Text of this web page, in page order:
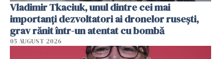
Vladimir Tkaciuk, unul dintre cei mai
importanți dezvoltatori ai dronelor rusești,
grav rănit într-un atentat cu bombă
05 AUGUST 2026